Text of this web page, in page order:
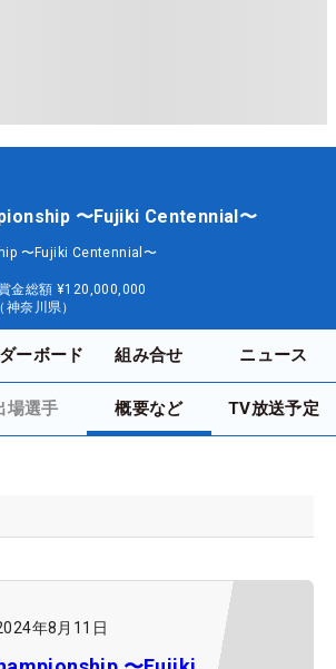
〜Fujiki Centennial〜
〜Fujiki Centennial〜
金総額 ¥120,000,000
奈川県）
ーボード 組み合せ ニュース
場選手 概要など TV放送予定
年8月11日